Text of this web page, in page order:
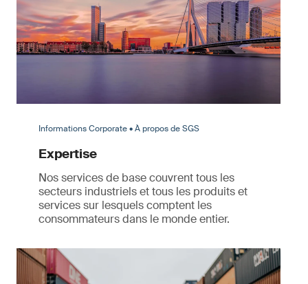
Informations Corporate • À propos de SGS
Expertise
Nos services de base couvrent tous les
secteurs industriels et tous les produits et
services sur lesquels comptent les
consommateurs dans le monde entier.